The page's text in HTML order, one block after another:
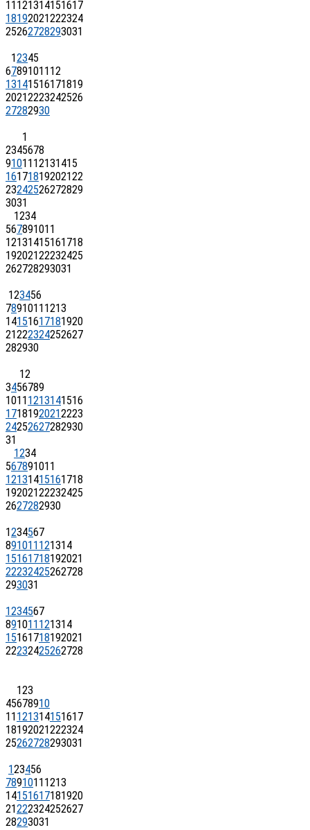
11 121314151617
18192021222324
25262728293031
12345
67891011 12
13141516171819
20212223242526
27282930
1
2345678
91011 12131415
16171819202122
23242526272829
3031
1234
567891011
12131415161718
19202122232425
262728293031
123456
7891011 1213
14151617181920
21222324252627
282930
12
3456789
1011 1213141516
17181920212223
24252627282930
31
1234
567891011
12131415161718
19202122232425
2627282930
1234567
891011 121314
15161718192021
22232425262728
293031
1234567
891011 121314
15161718192021
22232425262728
123
45678910
11 121314151617
18192021222324
25262728293031
123456
7891011 1213
14151617181920
21222324252627
28293031